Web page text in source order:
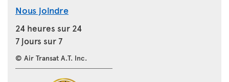
Nous joindre
24 heures sur 24
7 jours sur 7
© Air Transat A.T. Inc.